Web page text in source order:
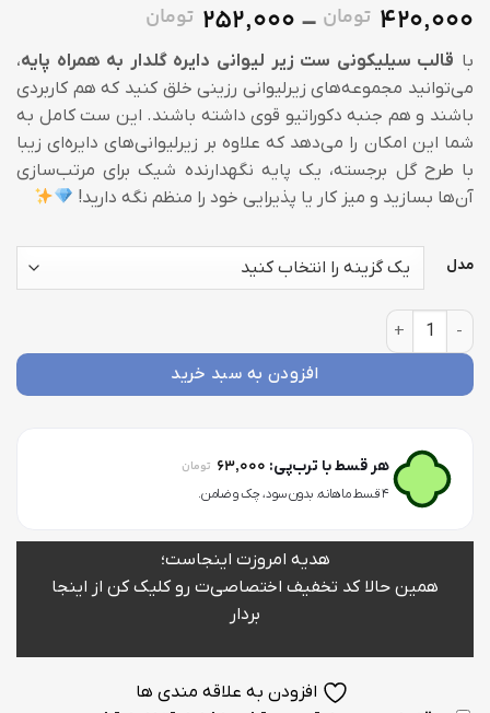
420,000 تومان –
252,000 تومان
range:
252,000
through
420,000 تومان
با قالب سیلیکونی ست زیر لیوانی دایره گلدار به همراه پایه،
می‌توانید مجموعه‌های زیرلیوانی رزینی خلق کنید که هم کاربردی
باشند و هم جنبه دکوراتیو قوی داشته باشند. این ست کامل به
شما این امکان را می‌دهد که علاوه بر زیرلیوانی‌های دایره‌ای زیبا
با طرح گل برجسته، یک پایه نگهدارنده شیک برای مرتب‌سازی
آن‌ها بسازید و میز کار یا پذیرایی خود را منظم نگه دارید!
مدل
قالب سیلیکونی ست زیر لیوانی دایره گلدار به همراه پایه عدد
افزودن به سبد خرید
هر قسط با ترب‌پی: 63,000 تومان
۴ قسط ماهانه. بدون سود، چک و ضامن.
هدیه امروزت اینجاست؛
همین حالا کد تخفیف اختصاصی‌ت رو کلیک کن از اینجا
بردار
افزودن به علاقه مندی ها